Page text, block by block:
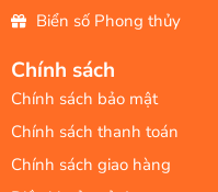
Biển số Phong thủy
Chính sách
Chính sách bảo mật
Chính sách thanh toán
Chính sách giao hàng